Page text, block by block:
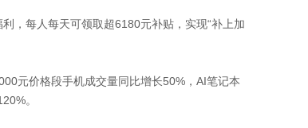
，每人每天可领取超6180元补贴，实现“补上加
元价格段手机成交量同比增长50%，AI笔记本
。